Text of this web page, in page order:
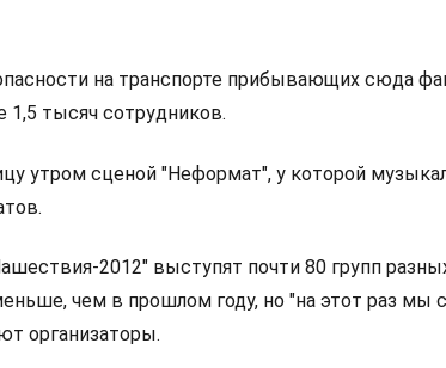
на транспорте прибывающих сюда
тысяч сотрудников.
утром сценой "Неформат", у которой
2012" выступят почти 80 групп
чем в прошлом году, но "на этот раз мы
организаторы.